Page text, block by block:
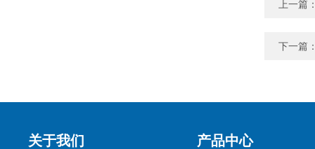
上一篇
下一篇
关于我们 产品中心